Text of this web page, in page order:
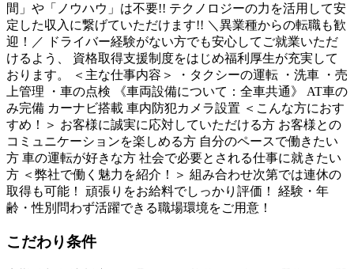
間」や「ノウハウ」は不要!! テクノロジーの力を活用して安
定した収入に繋げていただけます!! ＼異業種からの転職も歓
迎！／ ドライバー経験がない方でも安心してご就業いただ
けるよう、 資格取得支援制度をはじめ福利厚生が充実して
おります。 ＜主な仕事内容＞ ・タクシーの運転 ・洗車 ・売
上管理 ・車の点検 《車両設備について：全車共通》 AT車の
み完備 カーナビ搭載 車内防犯カメラ設置 ＜こんな方におす
すめ！＞ お客様に誠実に応対していただける方 お客様との
コミュニケーションを楽しめる方 自分のペースで働きたい
方 車の運転が好きな方 社会で必要とされる仕事に就きたい
方 ＜弊社で働く魅力を紹介！＞ 組み合わせ次第では連休の
取得も可能！ 頑張りをお給料でしっかり評価！ 経験・年
齢・性別問わず活躍できる職場環境をご用意！
こだわり条件